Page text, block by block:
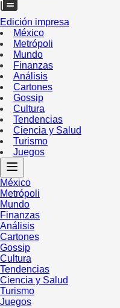
Edición impresa
México
Metrópoli
Mundo
Finanzas
Análisis
Cartones
Gossip
Cultura
Tendencias
Ciencia y Salud
Turismo
Juegos
México
Metrópoli
Mundo
Finanzas
Análisis
Cartones
Gossip
Cultura
Tendencias
Ciencia y Salud
Turismo
Juegos